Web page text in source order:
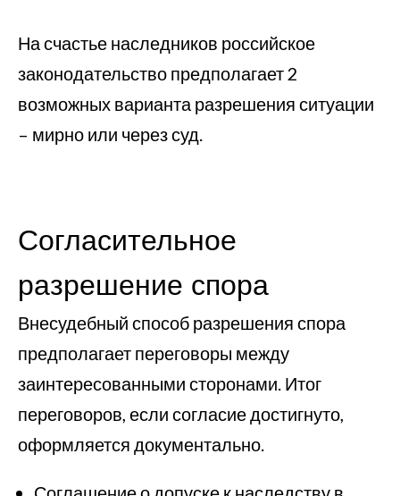
На счастье наследников российское
законодательство предполагает 2
возможных варианта разрешения ситуации
– мирно или через суд.
Согласительное
разрешение спора
Внесудебный способ разрешения спора
предполагает переговоры между
заинтересованными сторонами. Итог
переговоров, если согласие достигнуто,
оформляется документально.